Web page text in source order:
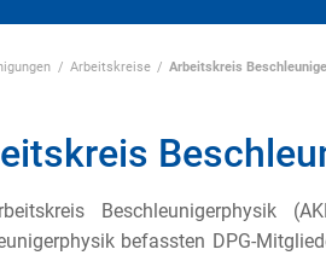
Arbeitskreise Arbeitskreis
Beschleunigerphysik
befassten DPG-